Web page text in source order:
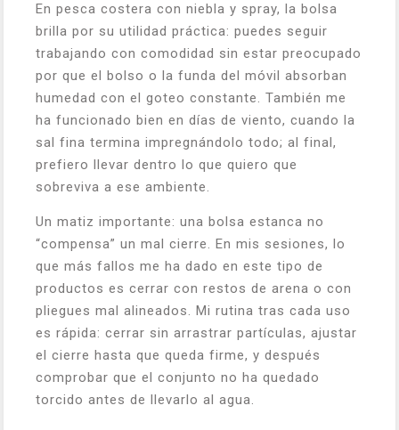
En pesca costera con niebla y spray, la bolsa
brilla por su utilidad práctica: puedes seguir
trabajando con comodidad sin estar preocupado
por que el bolso o la funda del móvil absorban
humedad con el goteo constante. También me
ha funcionado bien en días de viento, cuando la
sal fina termina impregnándolo todo; al final,
prefiero llevar dentro lo que quiero que
sobreviva a ese ambiente.
Un matiz importante: una bolsa estanca no
“compensa” un mal cierre. En mis sesiones, lo
que más fallos me ha dado en este tipo de
productos es cerrar con restos de arena o con
pliegues mal alineados. Mi rutina tras cada uso
es rápida: cerrar sin arrastrar partículas, ajustar
el cierre hasta que queda firme, y después
comprobar que el conjunto no ha quedado
torcido antes de llevarlo al agua.